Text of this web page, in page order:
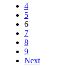
4
5
6
7
8
9
Next